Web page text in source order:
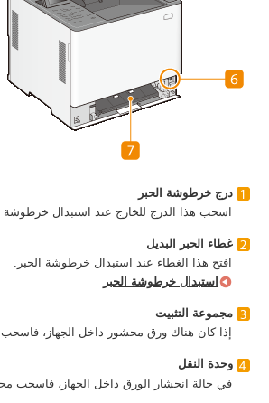
درج خرطوشة الحبر
اسحب هذا الدرج للخارج عند استبدال خرطوشة
غطاء الحبر البديل
افتح هذا الغطاء عند استبدال خرطوشة الحبر.
استبدال خرطوشة الحبر
مجموعة التثبيت
إذا كان هناك ورق محشور داخل الجهاز، فاسحب
وحدة النقل
في حالة انحشار الورق داخل الجهاز، فاسحب